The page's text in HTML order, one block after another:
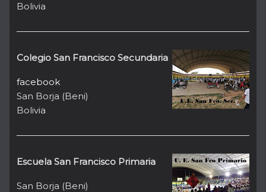
Bolivia
Colegio San Francisco Secundaria
facebook
San Borja (Beni)
Bolivia
Escuela San Francisco Primaria
San Borja (Beni)